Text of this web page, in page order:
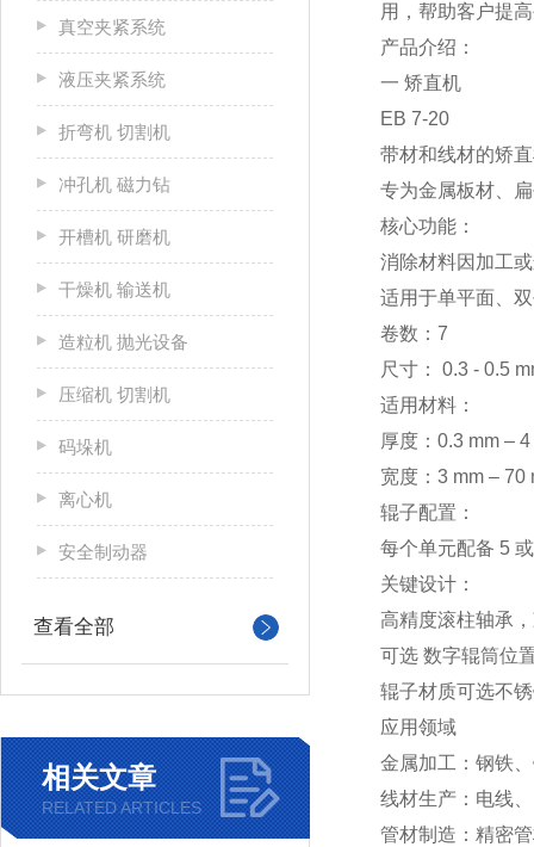
真空夹紧系统
液压夹紧系统
折弯机 切割机
冲孔机 磁力钻
开槽机 研磨机
干燥机 输送机
造粒机 抛光设备
压缩机 切割机
码垛机
离心机
安全制动器
查看全部
相关文章
RELATED ARTICLES
用，帮助客户提
产品介绍：
一 矫直机
EB 7-20
带材和线材的矫
专为金属板材、
核心功能：
消除材料因加工
适用于单平面、
卷数：7
尺寸： 0.3 - 0.5
适用材料：
厚度：0.3 mm –
宽度：3 mm – 70
辊子配置：
每个单元配备 5
关键设计：
高精度滚柱轴承
可选 数字辊筒位
辊子材质可选不
应用领域
金属加工：钢铁
线材生产：电线
管材制造：精密